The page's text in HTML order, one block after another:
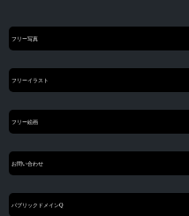
フリー写真
フリーイラスト
フリー絵画
お問い合わせ
パブリックドメインQ